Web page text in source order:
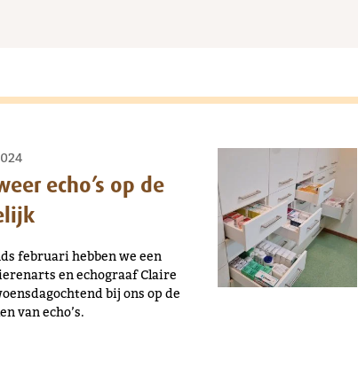
echo’s op de
februari hebben we een
en echograaf Claire
bij ons op de
van echo’s.